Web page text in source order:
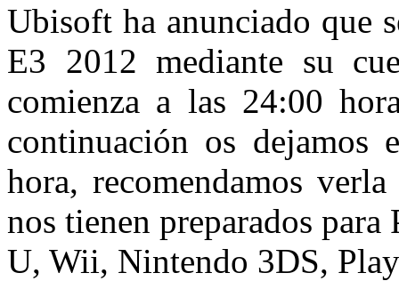
Ubisoft ha anunciado que
E3 2012 mediante su
comienza a las 24:00
continuación os dejamos
hora, recomendamos
nos tienen preparados
U, Wii, Nintendo 3DS,